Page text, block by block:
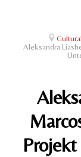
Aleksandra